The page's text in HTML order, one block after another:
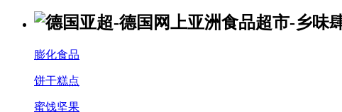
膨化食品
饼干糕点
蜜饯坚果